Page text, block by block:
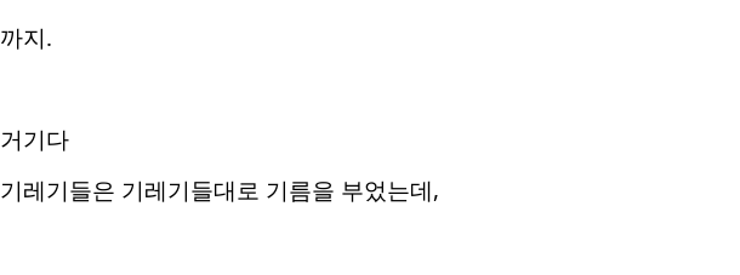
까지.
거기다
기레기들은 기레기들대로 기름을 부었는데,